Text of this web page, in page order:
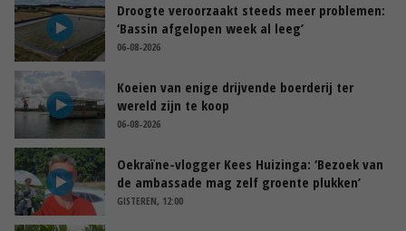
Droogte veroorzaakt steeds meer problemen:
‘Bassin afgelopen week al leeg’
06-08-2026
Koeien van enige drijvende boerderij ter
wereld zijn te koop
06-08-2026
Oekraïne-vlogger Kees Huizinga: ‘Bezoek van
de ambassade mag zelf groente plukken’
GISTEREN, 12:00